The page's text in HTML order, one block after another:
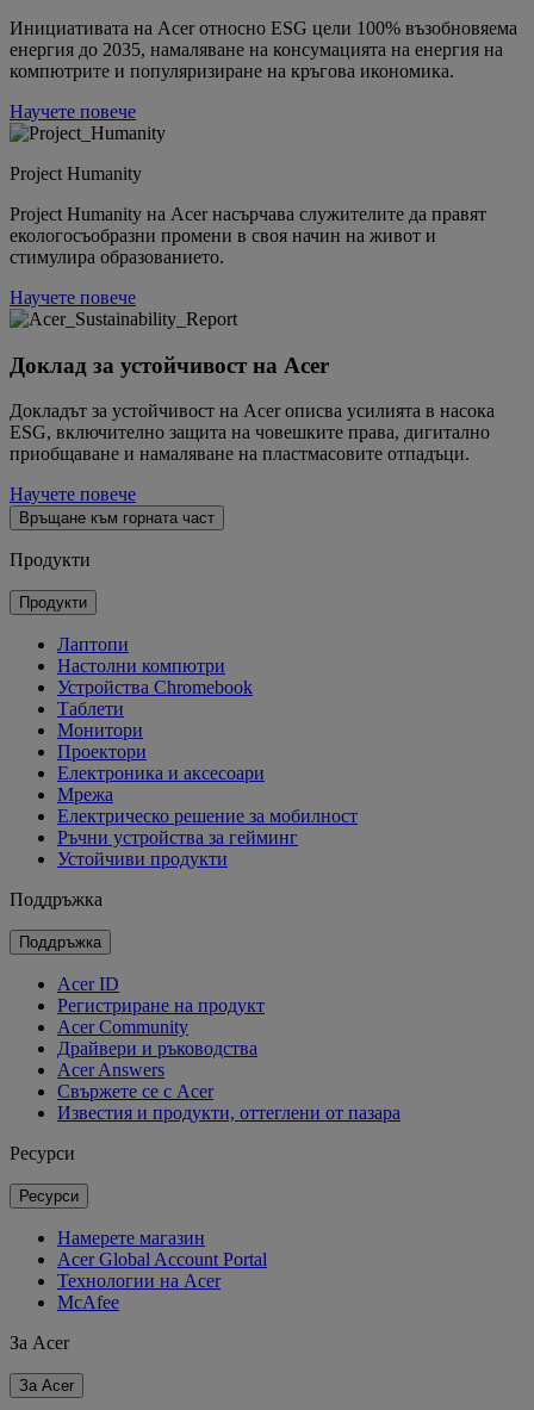
Инициативата на Acer относно ESG цели 100% възобновяема
енергия до 2035, намаляване на консумацията на енергия на
компютрите и популяризиране на кръгова икономика.
Научете повече
Project Humanity
Project Humanity на Acer насърчава служителите да правят
екологосъобразни промени в своя начин на живот и
стимулира образованието.
Научете повече
Доклад за устойчивост на Acer
Докладът за устойчивост на Acer описва усилията в насока
ESG, включително защита на човешките права, дигитално
приобщаване и намаляване на пластмасовите отпадъци.
Научете повече
Връщане към горната част
Продукти
Продукти
Лаптопи
Настолни компютри
Устройства Chromebook
Таблети
Монитори
Проектори
Електроника и аксесоари
Мрежа
Електрическо решение за мобилност
Ръчни устройства за гейминг
Устойчиви продукти
Поддръжка
Поддръжка
Acer ID
Регистриране на продукт
Acer Community
Драйвери и ръководства
Acer Answers
Свържете се с Acer
Известия и продукти, оттеглени от пазара
Ресурси
Ресурси
Намерете магазин
Acer Global Account Portal
Технологии на Acer
McAfee
За Acer
За Acer